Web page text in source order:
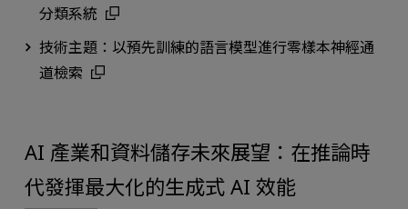
分類系統
技術主題：以預先訓練的語言模型進行零樣本神經通
道檢索
AI 產業和資料儲存未來展望：在推論時
代發揮最大化的生成式 AI 效能